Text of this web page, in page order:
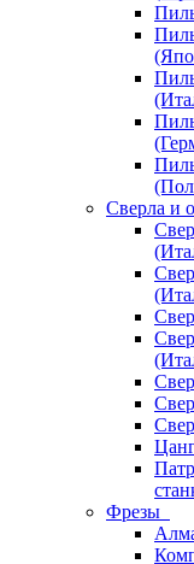
Сверла и
Фрезы